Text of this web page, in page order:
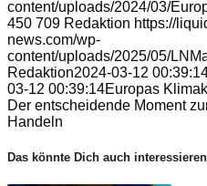
content/uploads/2024/03/
450 709 Redaktion https://
news.com/wp-
content/uploads/2025/05/
Redaktion2024-03-12
03-12 00:39:14Europas
Der entscheidende Moment
Handeln
Das könnte Dich auch interessieren